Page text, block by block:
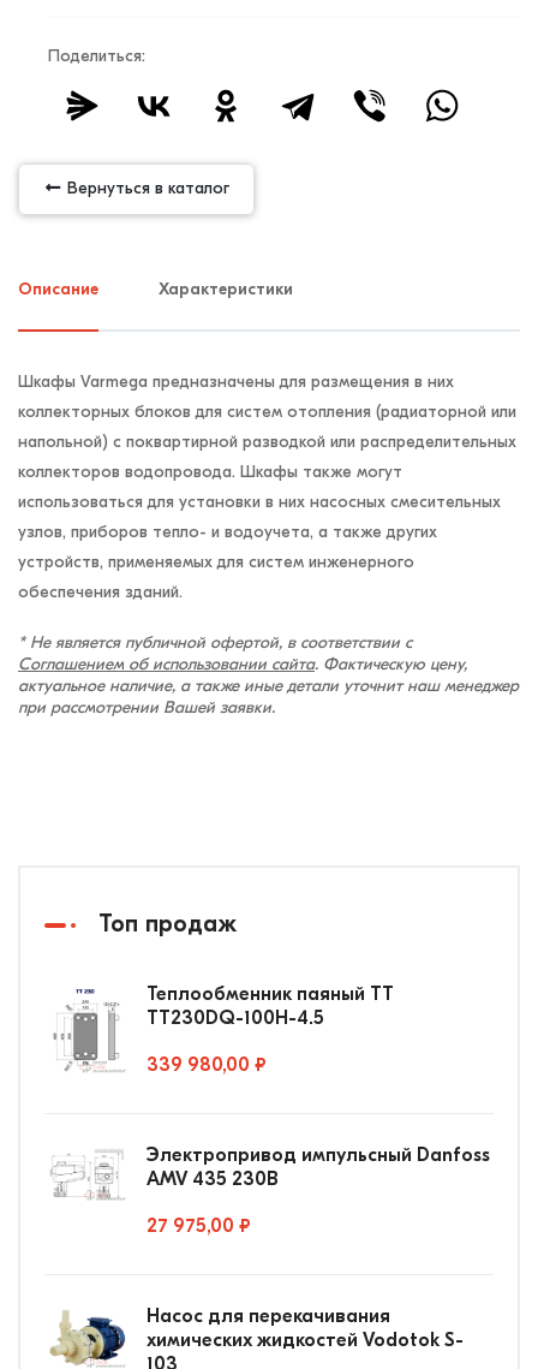
Поделиться:
Вернуться в каталог
Описание Характеристики
Шкафы Varmega предназначены для размещения в них
коллекторных блоков для систем отопления (радиаторной или
напольной) с поквартирной разводкой или распределительных
коллекторов водопровода. Шкафы также могут
использоваться для установки в них насосных смесительных
узлов, приборов тепло- и водоучета, а также других
устройств, применяемых для систем инженерного
обеспечения зданий.
* Не является публичной офертой, в соответствии с
Соглашением об использовании сайта. Фактическую цену,
актуальное наличие, а также иные детали уточнит наш менеджер
при рассмотрении Вашей заявки.
Топ продаж
Теплообменник паяный ТТ
ТТ230DQ-100Н-4.5
339 980,00 ₽
Электропривод импульсный Danfoss
AMV 435 230В
27 975,00 ₽
Насос для перекачивания
химических жидкостей Vodotok S-
103